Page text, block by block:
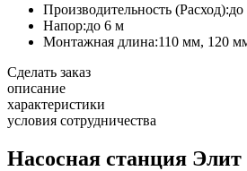
Производительность (Расход):до
Напор:до 6 м
Монтажная длина:110 мм, 120
Сделать заказ
описание
характеристики
условия сотрудничества
Насосная станция Элит